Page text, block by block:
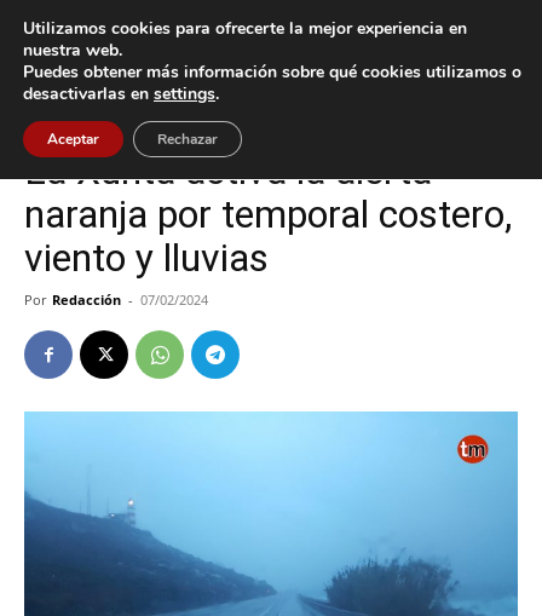
Inicio Oia
Oia
La Xunta activa la alerta
naranja por temporal costero,
viento y lluvias
Por Redacción - 07/02/2024
Utilizamos cookies para ofrecerte la mejor experiencia en
nuestra web.
Puedes obtener más información sobre qué cookies utilizamos o
desactivarlas en settings.
Aceptar Rechazar